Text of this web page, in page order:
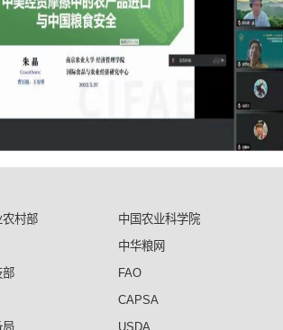
农村部
中国农业科学院
中华粮网
部
FAO
CAPSA
局
USDA